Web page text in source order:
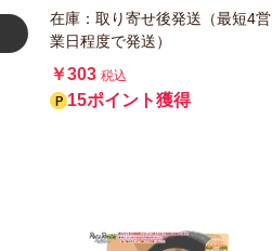
在庫：取り寄せ後発送（最短4営
業日程度で発送）
￥303 税込
15ポイント獲得